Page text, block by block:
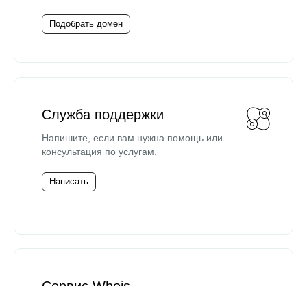
Подобрать домен
Служба поддержки
Напишите, если вам нужна помощь или
консультация по услугам.
Написать